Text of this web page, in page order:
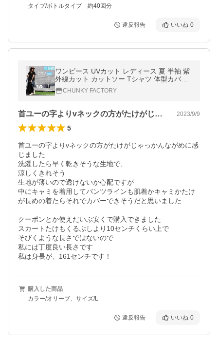
タイプ/ボトルタイプ 約40回分
違反報告 いいね 0
ワンピース UVカット レディース 夏 半袖 紫
外線カット カットソー Tシャツ 体型カバー
UVカット吸汗速乾 Vネック ロング丈ワンピ
CHUNKY FACTORY
首ユーの字よりvネックの方がたけがじゃ… 2023/9/9
5
首ユーの字よりvネックの方がたけがじゃっかんながめに感
じました
洗濯したら早く乾きそうな生地で、
涼しくきれそう
生地が薄いので透けないか心配ですが
中にキャミを着用してパンツラインも肌着かキャミかたけ
が長めの着たらそれでカバーできそうだと思いました
クーポンとか使えだいぶ安くで購入できました
スカートたけもくるぶしより10センチくらい上で
そびくような長さではないので
私には丁度良い長さです
私は身長が、161センチです！
購入した商品
カラー/オリーブ、サイズ/L
違反報告 いいね 0